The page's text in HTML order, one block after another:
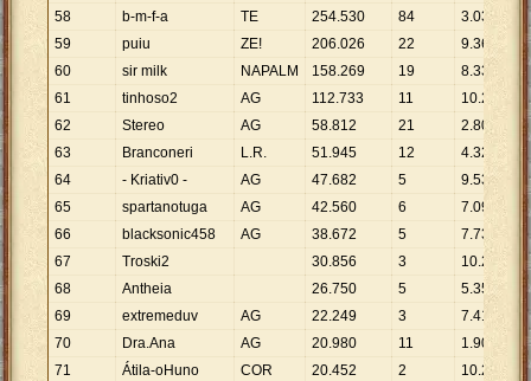
58
b-m-f-a TE 254.530 84 3.030
59
puiu ZE! 206.026 22 9.365
60
sir milk NAPALM 158.269 19 8.330
61
tinhoso2 AG 112.733 11 10.248
62
Stereo AG 58.812 21 2.801
63
Branconeri L.R. 51.945 12 4.329
64
- Kriativ0 - AG 47.682 5 9.536
65
spartanotuga AG 42.560 6 7.093
66
blacksonic458 AG 38.672 5 7.734
67
Troski2 30.856 3 10.285
68
Antheia 26.750 5 5.350
69
extremeduv AG 22.249 3 7.416
70
Dra.Ana AG 20.980 11 1.907
71
Átila-oHuno COR 20.452 2 10.226